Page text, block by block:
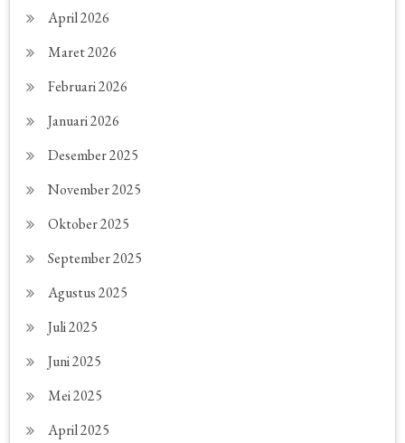
April 2026
Maret 2026
Februari 2026
Januari 2026
Desember 2025
November 2025
Oktober 2025
September 2025
Agustus 2025
Juli 2025
Juni 2025
Mei 2025
April 2025